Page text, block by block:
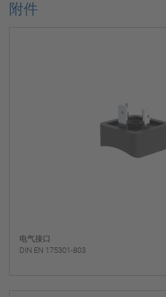
附件
电气接口
DIN EN 175301-803